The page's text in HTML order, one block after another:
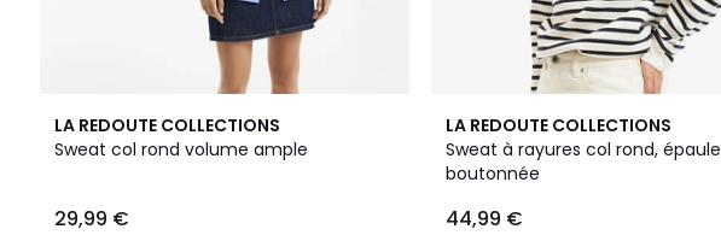
LA REDOUTE COLLECTIONS
Sweat col rond volume ample
€.
29,99 €
3,9
/ 5
2
Couleurs
LA REDOUTE COLLECTIONS
Sweat à rayures col rond, épaule
boutonnée
44,99 €
4,4
/ 5